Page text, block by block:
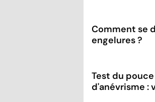
Comment se
engelures ?
Test du
d'anévrisme :